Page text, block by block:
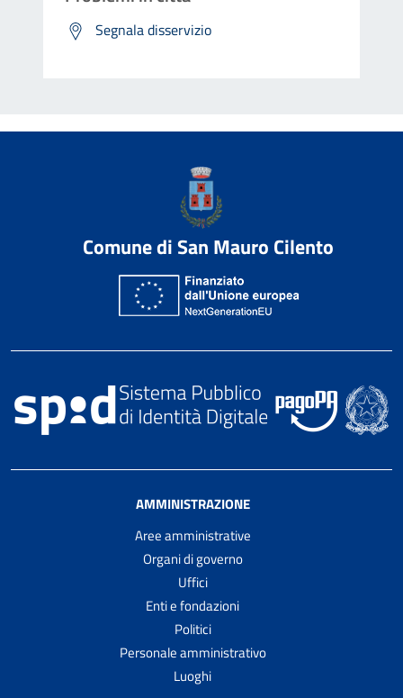
Segnala disservizio
Comune di San Mauro Cilento
AMMINISTRAZIONE
Aree amministrative
Organi di governo
Uffici
Enti e fondazioni
Politici
Personale amministrativo
Luoghi